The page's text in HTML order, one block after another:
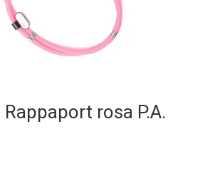
rosa P.A.